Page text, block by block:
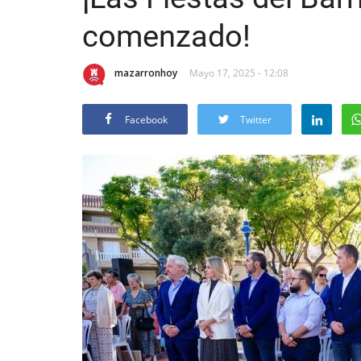
comenzado!
mazarronhoy Mayo 17, 2025 - 12:08
Facebook Twitter